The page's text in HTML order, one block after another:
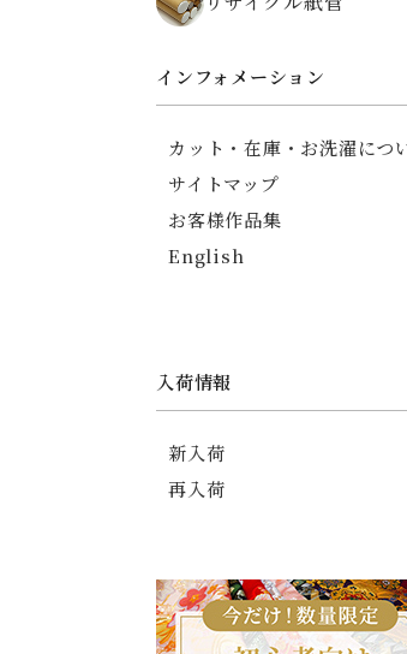
ちりめん碁石がまぐち
御朱印帳
友禅ちりめんポーチ
印傳調ポーチ
印傳調カードケース
信玄袋
インフォメーション
カット・在庫・お洗濯につ
サイトマップ
お客様作品集
English
入荷情報
新入荷
再入荷